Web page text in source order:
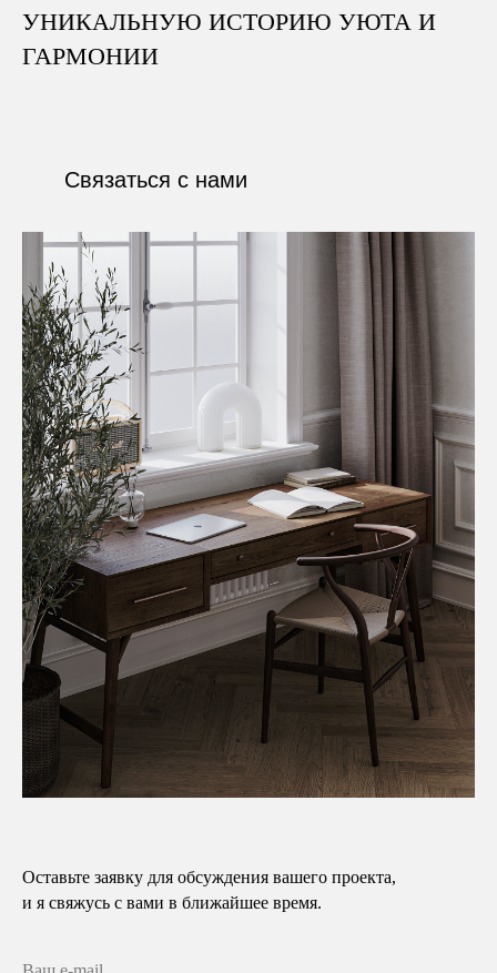
УНИКАЛЬНУЮ ИСТОРИЮ УЮТА И
ГАРМОНИИ
Связаться с нами
Оставьте заявку для обсуждения вашего проекта,
и я свяжусь с вами в ближайшее время.